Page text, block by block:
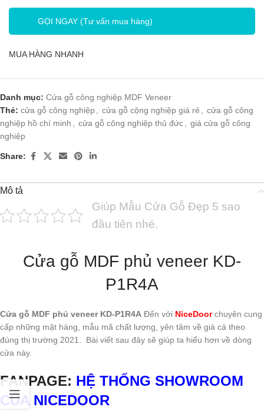
GỌI NGAY (Tư vấn mua hàng)
MUA HÀNG NHANH
Danh mục: Cửa gỗ công nghiệp MDF Veneer
Thẻ: cửa gỗ công nghiệp cửa gỗ cộng nghiệp giá rẻ
cửa gỗ công
nghiệp hồ chí minh
cửa gỗ công nghiệp thủ đức
giá cửa gỗ công
nghiệp
Share:
Mô tả
Giúp Mẫu Cửa Gỗ Đẹp 5 sao
đầu tiên nhé.
Cửa gỗ MDF phủ veneer KD-
P1R4A
Cửa gỗ MDF phủ veneer KD-P1R4A Đến với NiceDoorchuyên cung
cấp những mặt hàng, mẫu mã chất lượng, yên tâm về giá cả theo
đúng thị trường 2021. Bài viết sau đây sẽ giúp ta hiểu hơn về dòng
cửa này.
FANPAGE: HỆ THỐNG SHOWROOM
CỦA NICEDOOR